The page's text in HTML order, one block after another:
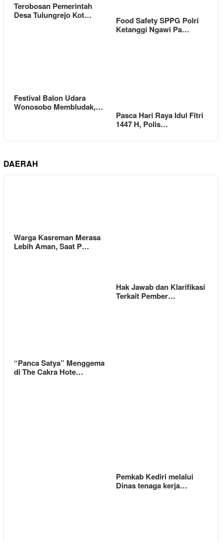
Terobosan Pemerintah
Desa Tulungrejo Kot…
Food Safety SPPG Polri
Ketanggi Ngawi Pa…
Festival Balon Udara
Wonosobo Membludak,…
Pasca Hari Raya Idul Fitri
1447 H, Polis…
DAERAH
Warga Kasreman Merasa
Lebih Aman, Saat P…
Hak Jawab dan Klarifikasi
Terkait Pember…
“Panca Satya” Menggema
di The Cakra Hote…
Pemkab Kediri melalui
Dinas tenaga kerja…